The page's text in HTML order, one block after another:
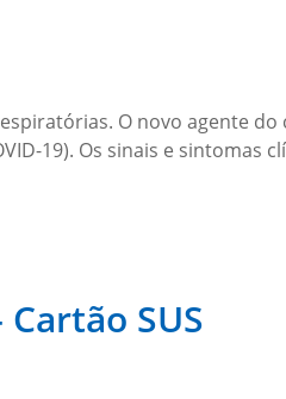
O novo agente
19). Os sinais e
SUS